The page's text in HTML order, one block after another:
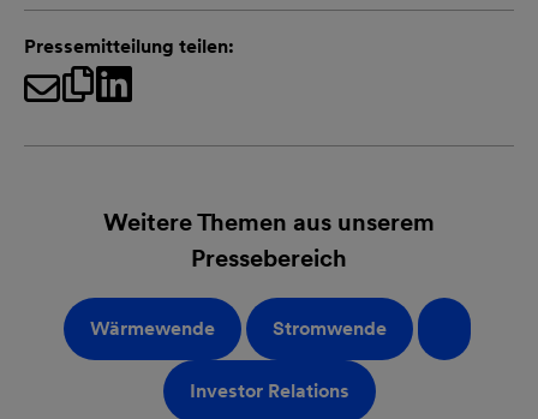
Pressemitteilung teilen:
Weitere Themen aus unserem
Pressebereich
Wärmewende Stromwende
Investor Relations